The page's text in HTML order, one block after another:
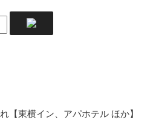
【東横イン、アパホテル ほか】